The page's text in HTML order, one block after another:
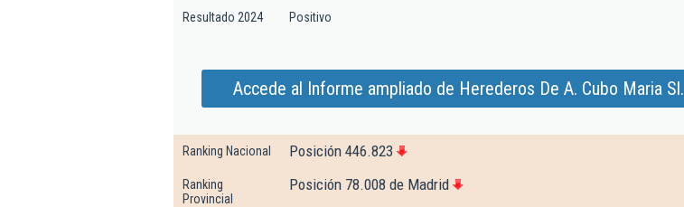
Resultado 2024 Positivo
Accede al Informe ampliado de Herederos De A. Cubo Maria Sl.
Ranking Nacional Posición 446.823
Ranking
Provincial
Posición 78.008 de Madrid